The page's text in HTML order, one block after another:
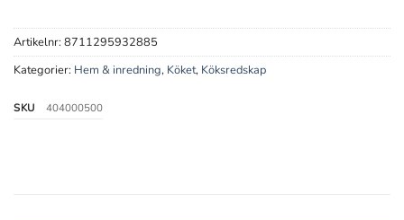
Artikelnr: 8711295932885
Kategorier: Hem & inredning, Köket, Köksredskap
SKU 404000500